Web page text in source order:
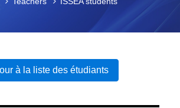
à la liste des étudiants